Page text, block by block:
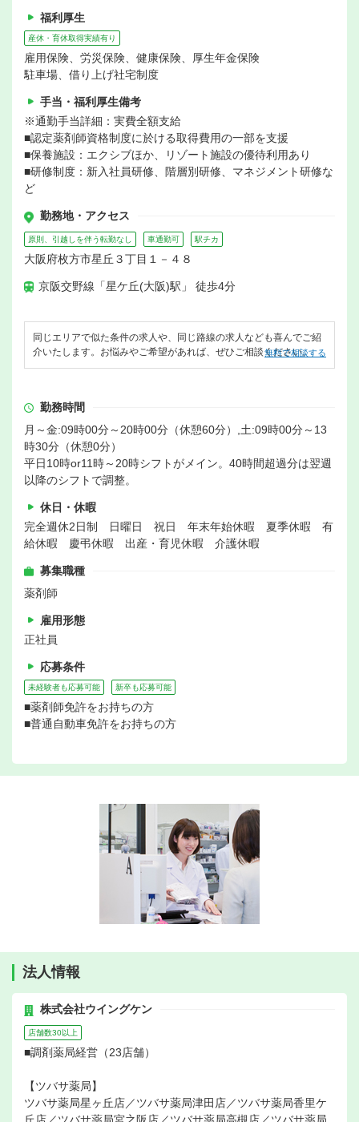
福利厚生
産休・育休取得実績有り
雇用保険、労災保険、健康保険、厚生年金保険
駐車場、借り上げ社宅制度
手当・福利厚生備考
※通勤手当詳細：実費全額支給
■認定薬剤師資格制度に於ける取得費用の一部を支援
■保養施設：エクシブほか、リゾート施設の優待利用あり
■研修制度：新入社員研修、階層別研修、マネジメント研修な
ど
勤務地・アクセス
原則、引越しを伴う転勤なし 車通勤可 駅チカ
大阪府枚方市星丘３丁目１－４８
京阪交野線「星ケ丘(大阪)駅」 徒歩4分
同じエリアで似た条件の求人や、同じ路線の求人なども喜んでご紹
介いたします。お悩みやご希望があれば、ぜひご相談ください。
無料で相談する
勤務時間
月～金:09時00分～20時00分（休憩60分）,土:09時00分～13
時30分（休憩0分）
平日10時or11時～20時シフトがメイン。40時間超過分は翌週
以降のシフトで調整。
休日・休暇
完全週休2日制 日曜日 祝日 年末年始休暇 夏季休暇 有
給休暇 慶弔休暇 出産・育児休暇 介護休暇
募集職種
薬剤師
雇用形態
正社員
応募条件
未経験者も応募可能 新卒も応募可能
■薬剤師免許をお持ちの方
■普通自動車免許をお持ちの方
法人情報
株式会社ウイングケン
店舗数30以上
■調剤薬局経営（23店舗）
【ツバサ薬局】
ツバサ薬局星ヶ丘店／ツバサ薬局津田店／ツバサ薬局香里ケ